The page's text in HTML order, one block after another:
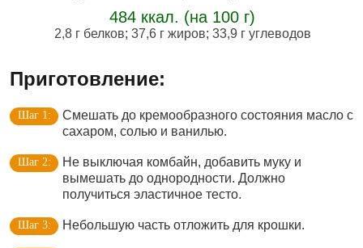
484 ккал. (на 100 г)
2,8 г белков; 37,6 г жиров; 33,9 г углеводов
Приготовление:
Смешать до кремообразного состояния масло с
сахаром, солью и ванилью.
Не выключая комбайн, добавить муку и
вымешать до однородности. Должно
получиться эластичное тесто.
Небольшую часть отложить для крошки.